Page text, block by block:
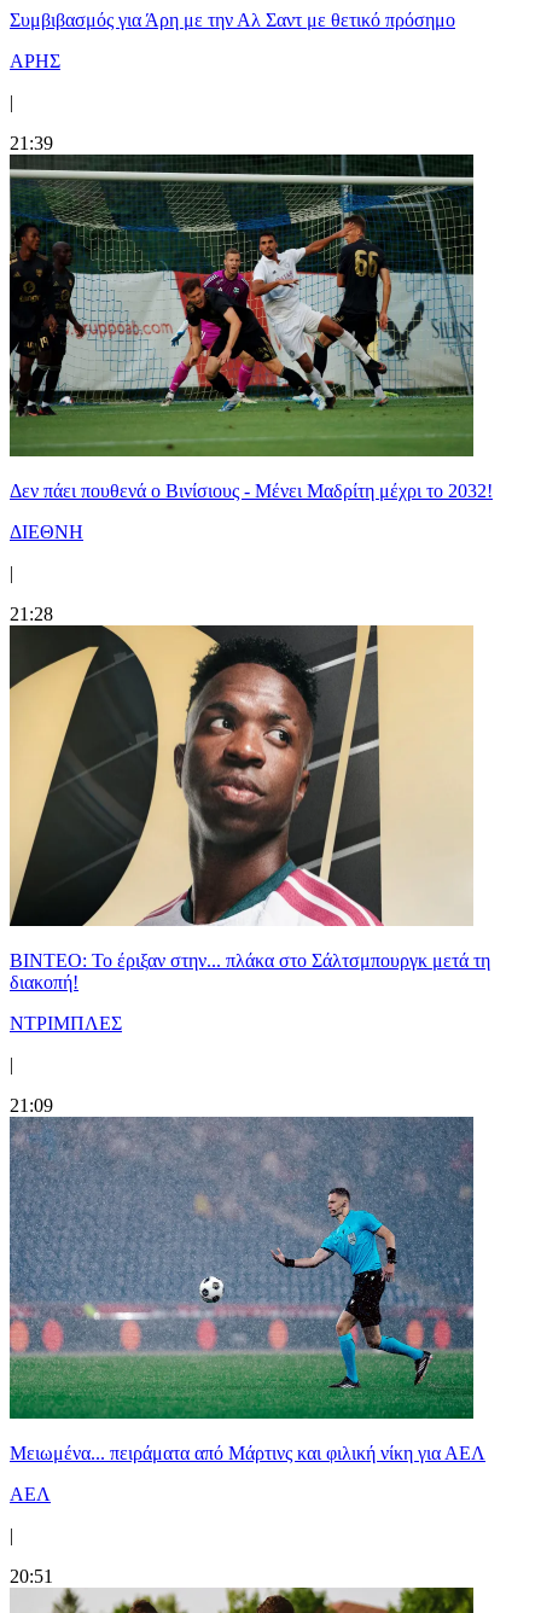
Συμβιβασμός για Άρη με την Αλ Σαντ με θετικό πρόσημο
ΑΡΗΣ
|
21:39
Δεν πάει πουθενά ο Βινίσιους - Μένει Μαδρίτη μέχρι το 2032!
ΔΙΕΘΝΗ
|
21:28
ΒΙΝΤΕΟ: Το έριξαν στην... πλάκα στο Σάλτσμπουργκ μετά τη
διακοπή!
ΝΤΡΙΜΠΛΕΣ
|
21:09
Μειωμένα... πειράματα από Μάρτινς και φιλική νίκη για ΑΕΛ
ΑΕΛ
|
20:51